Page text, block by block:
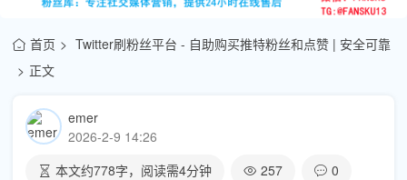
首页
Twitter刷粉丝平台 - 自助购买推特粉丝和点赞 | 安全可靠
正文
emer
2026-2-9 14:26
本文约778字，阅读需4分钟 257 0